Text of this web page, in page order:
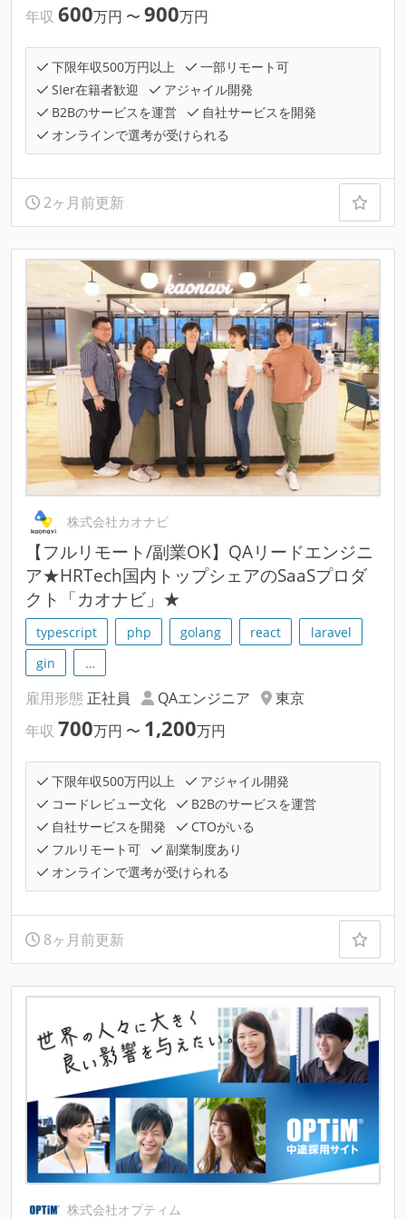
年収 600万円 〜 900万円
下限年収500万円以上
一部リモート可
SIer在籍者歓迎
アジャイル開発
B2Bのサービスを運営
自社サービスを開発
オンラインで選考が受けられる
2ヶ月前更新
株式会社カオナビ
【フルリモート/副業OK】QAリードエンジニ
ア★HRTech国内トップシェアのSaaSプロダ
クト「カオナビ」★
typescript php golang react
laravel
gin
…
雇用形態 正社員 QAエンジニア
東京
年収 700万円 〜 1,200万円
下限年収500万円以上
アジャイル開発
コードレビュー文化
B2Bのサービスを運営
自社サービスを開発
CTOがいる
フルリモート可
副業制度あり
オンラインで選考が受けられる
8ヶ月前更新
株式会社オプティム